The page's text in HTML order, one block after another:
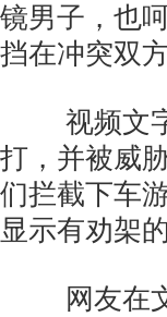
镜男子，也
挡在冲突双
视频文
打，并被威
们拦截下车
显示有劝架
网友在